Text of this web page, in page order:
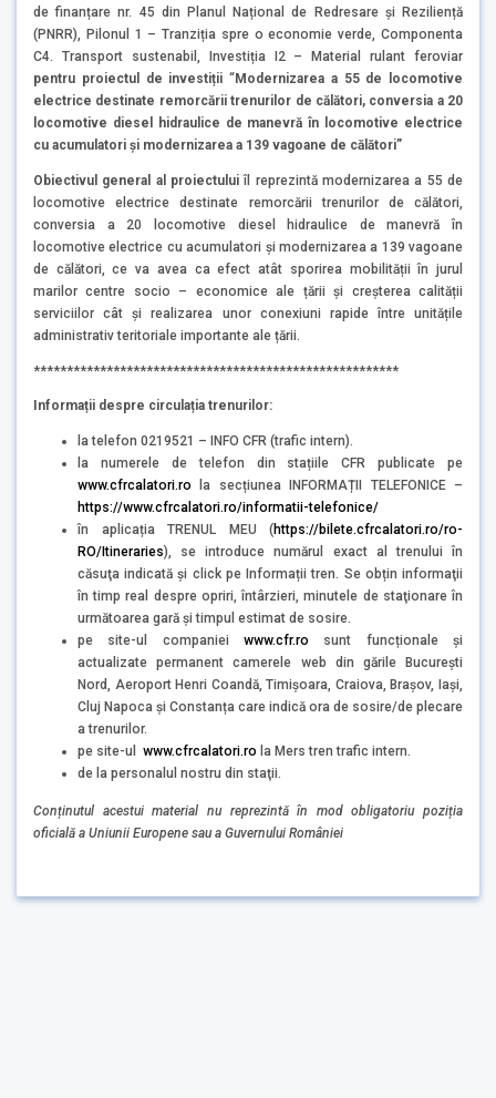
de finanțare nr. 45 din Planul Național de Redresare și Reziliență
(PNRR), Pilonul 1 – Tranziția spre o economie verde, Componenta
C4. Transport sustenabil, Investiția I2 – Material rulant feroviar
pentru proiectul de investiții “Modernizarea a 55 de locomotive
electrice destinate remorcării trenurilor de călători, conversia a 20
locomotive diesel hidraulice de manevră în locomotive electrice
cu acumulatori și modernizarea a 139 vagoane de călători”
Obiectivul general al proiectului îl reprezintă modernizarea a 55 de
locomotive electrice destinate remorcării trenurilor de călători,
conversia a 20 locomotive diesel hidraulice de manevră în
locomotive electrice cu acumulatori și modernizarea a 139 vagoane
de călători, ce va avea ca efect atât sporirea mobilității în jurul
marilor centre socio – economice ale țării și creșterea calității
serviciilor cât și realizarea unor conexiuni rapide între unitățile
administrativ teritoriale importante ale țării.
*******************************************************
Informații despre circulația trenurilor:
la telefon 0219521 – INFO CFR (trafic intern).
la numerele de telefon din stațiile CFR publicate pe
www.cfrcalatori.ro la secțiunea INFORMAȚII TELEFONICE –
https://www.cfrcalatori.ro/informatii-telefonice/
în aplicația TRENUL MEU (https://bilete.cfrcalatori.ro/ro-
RO/Itineraries), se introduce numărul exact al trenului în
căsuţa indicată şi click pe Informații tren. Se obțin informaţii
în timp real despre opriri, întârzieri, minutele de staţionare în
următoarea gară şi timpul estimat de sosire.
pe site-ul companiei www.cfr.ro sunt funcționale și
actualizate permanent camerele web din gările București
Nord, Aeroport Henri Coandă, Timișoara, Craiova, Brașov, Iași,
Cluj Napoca și Constanța care indică ora de sosire/de plecare
a trenurilor.
pe site-ul www.cfrcalatori.ro la Mers tren trafic intern.
de la personalul nostru din staţii.
Conținutul acestui material nu reprezintă în mod obligatoriu poziția
oficială a Uniunii Europene sau a Guvernului României